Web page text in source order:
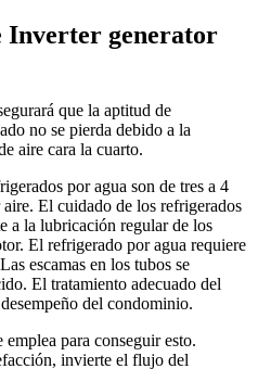
Inverter generator
que la aptitud de
no se pierda debido a la
aire cara la cuarto.
por agua son de tres a 4
El cuidado de los refrigerados
a la lubricación regular de los
El refrigerado por agua requiere
escamas en los tubos se
El tratamiento adecuado del
del condominio.
para conseguir esto.
invierte el flujo del